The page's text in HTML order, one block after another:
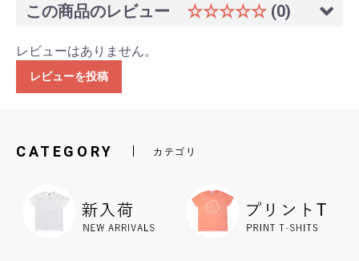
この商品のレビュー ☆☆☆☆☆ (0)
レビューはありません。
レビューを投稿
CATEGORY カテゴリ